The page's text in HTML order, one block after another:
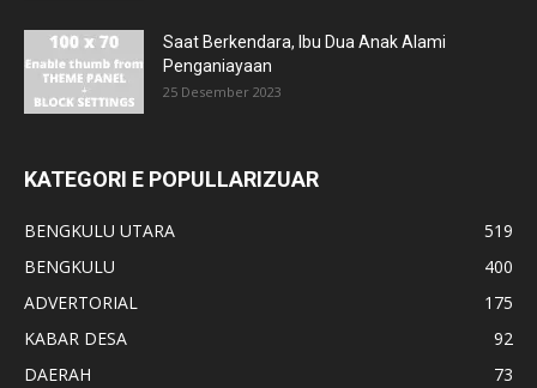
Saat Berkendara, Ibu Dua Anak Alami
Penganiayaan
25 Desember 2023
KATEGORI E POPULLARIZUAR
BENGKULU UTARA
519
BENGKULU
400
ADVERTORIAL
175
KABAR DESA
92
DAERAH
73